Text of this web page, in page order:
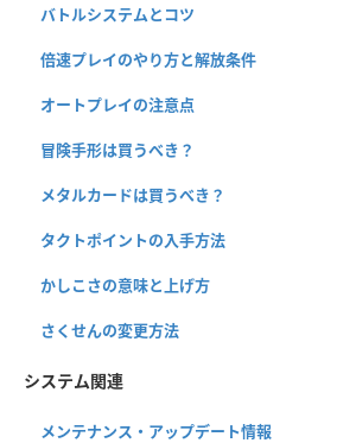
バトルシステムとコツ
倍速プレイのやり方と解放条件
オートプレイの注意点
冒険手形は買うべき？
メタルカードは買うべき？
タクトポイントの入手方法
かしこさの意味と上げ方
さくせんの変更方法
システム関連
メンテナンス・アップデート情報